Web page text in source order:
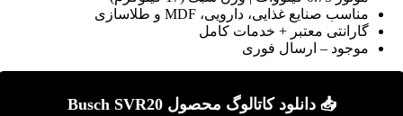
مناسب صنایع غذایی، دارویی، MDF و طلاسازی
گارانتی معتبر + خدمات کامل
موجود – ارسال فوری
📥 دانلود کاتالوگ محصول Busch SVR20